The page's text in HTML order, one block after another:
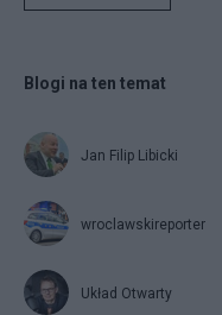
Blogi na ten temat
Jan Filip Libicki
wroclawskireporter
Układ Otwarty